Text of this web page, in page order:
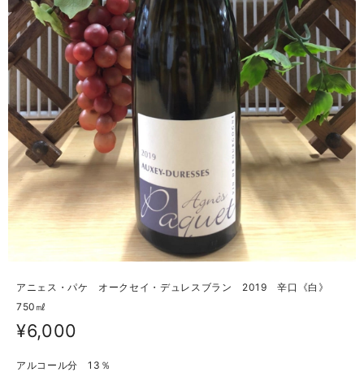
アニェス・パケ オークセイ・デュレスブラン 2019 辛口《白》
750㎖
¥6,000
アルコール分 13％